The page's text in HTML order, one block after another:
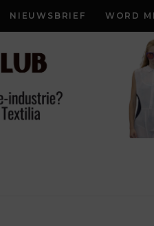
NIEUWSBRIEF WORD